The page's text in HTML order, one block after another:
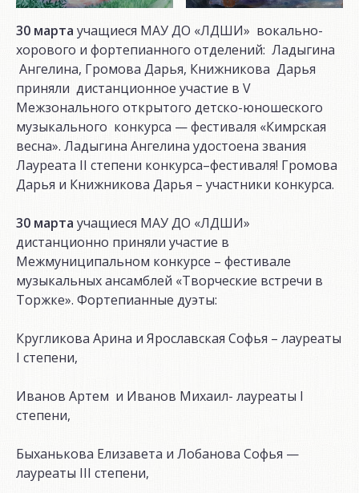
30 марта учащиеся МАУ ДО «ЛДШИ» вокально-
хорового и фортепианного отделений: Ладыгина
Ангелина, Громова Дарья, Книжникова Дарья
приняли дистанционное участие в V
Межзонального открытого детско-юношеского
музыкального конкурса — фестиваля «Кимрская
весна». Ладыгина Ангелина удостоена звания
Лауреата II степени конкурса–фестиваля! Громова
Дарья и Книжникова Дарья – участники конкурса.
30 марта учащиеся МАУ ДО «ЛДШИ»
дистанционно приняли участие в
Межмуниципальном конкурсе – фестивале
музыкальных ансамблей «Творческие встречи в
Торжке». Фортепианные дуэты:
Кругликова Арина и Ярославская Софья – лауреаты
I степени,
Иванов Артем и Иванов Михаил- лауреаты I
степени,
Быханькова Елизавета и Лобанова Софья —
лауреаты III степени,